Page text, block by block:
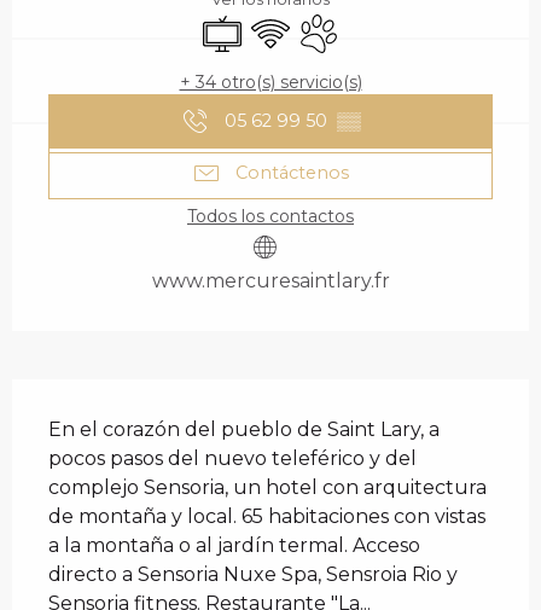
Televisión
Wifi Se aceptan animales
+ 34 otro(s) servicio(s)
05 62 99 50 ▒▒
Contáctenos
Todos los contactos
www.mercuresaintlary.fr
En el corazón del pueblo de Saint Lary, a
pocos pasos del nuevo teleférico y del
complejo Sensoria, un hotel con arquitectura
de montaña y local. 65 habitaciones con vistas
a la montaña o al jardín termal. Acceso
directo a Sensoria Nuxe Spa, Sensroia Rio y
Sensoria fitness. Restaurante "La...